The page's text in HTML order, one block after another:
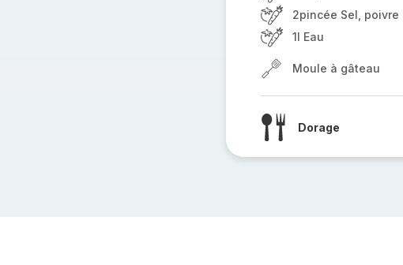
2pincée Sel, poivre
1l Eau
Moule à gâteau
Dorage